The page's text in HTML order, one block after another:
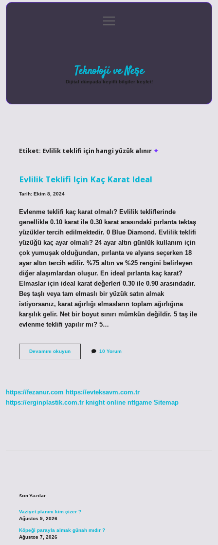
Gizlilik Politikası
menüyü
aç
Teknoloji ve Neşe
Dijital dünyada keyifli bilgiler keşfet!
Etiket: Evlilik teklifi için hangi yüzük alınır
Evlilik Teklifi Için Kaç Karat Ideal
Tarih: Ekim 8, 2024
Evlenme teklifi kaç karat olmalı? Evlilik tekliflerinde
genellikle 0.10 karat ile 0.30 karat arasındaki pırlanta tektaş
yüzükler tercih edilmektedir. 0 Blue Diamond. Evlilik teklifi
yüzüğü kaç ayar olmalı? 24 ayar altın günlük kullanım için
çok yumuşak olduğundan, pırlanta ve alyans seçerken 18
ayar altın tercih edilir. %75 altın ve %25 rengini belirleyen
diğer alaşımlardan oluşur. En ideal pırlanta kaç karat?
Elmaslar için ideal karat değerleri 0.30 ile 0.90 arasındadır.
Beş taşlı veya tam elmaslı bir yüzük satın almak
istiyorsanız, karat ağırlığı elmasların toplam ağırlığına
karşılık gelir. Net bir boyut sınırı mümkün değildir. 5 taş ile
evlenme teklifi yapılır mı? 5…
Devamını okuyunEvlilik
10 Yorum
https://fezanur.com https://evteksavm.com.tr
https://erginplastik.com.tr knight online nttgame Sitemap
Son Yazılar
Vaziyet planını kim çizer ?
Ağustos 9, 2026
Köpeği parayla almak günah mıdır ?
Ağustos 7, 2026